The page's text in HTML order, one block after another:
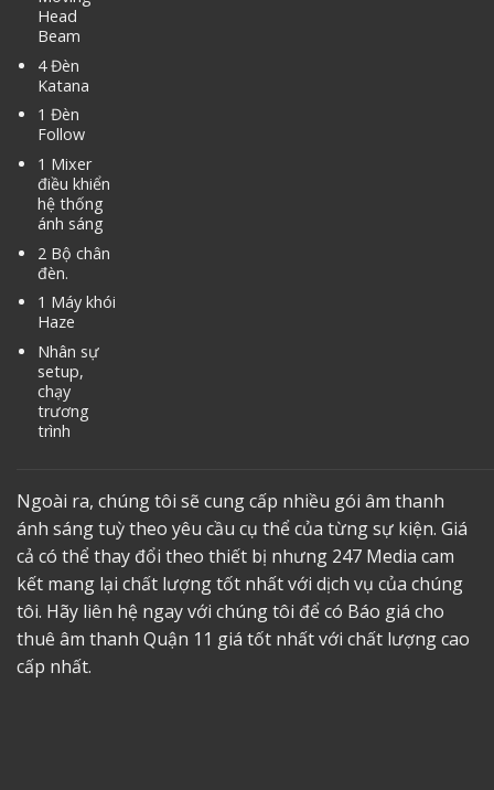
Head
Beam
4 Đèn
Katana
1 Đèn
Follow
1 Mixer
điều khiển
hệ thống
ánh sáng
2 Bộ chân
đèn.
1 Máy khói
Haze
Nhân sự
setup,
chạy
trương
trình
Ngoài ra, chúng tôi sẽ cung cấp nhiều gói âm thanh
ánh sáng tuỳ theo yêu cầu cụ thể của từng sự kiện. Giá
cả có thể thay đổi theo thiết bị nhưng 247 Media cam
kết mang lại chất lượng tốt nhất với dịch vụ của chúng
tôi. Hãy liên hệ ngay với chúng tôi để có Báo giá cho
thuê âm thanh Quận 11 giá tốt nhất với chất lượng cao
cấp nhất.